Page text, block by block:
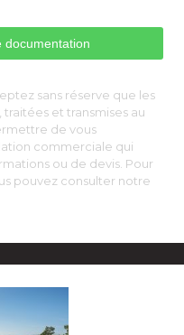
sans réserve que les
et transmises au
de vous
commerciale qui
ou de devis. Pour
pouvez consulter notre